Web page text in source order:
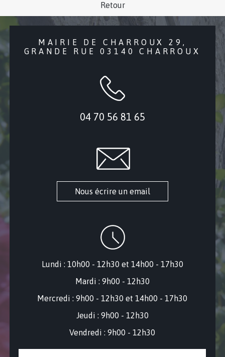
Retour
MAIRIE DE CHARROUX 29,
GRANDE RUE 03140 CHARROUX
04 70 56 81 65
Nous écrire un email
Lundi : 10h00 - 12h30 et 14h00 - 17h30
Mardi : 9h00 - 12h30
Mercredi : 9 h00 - 12h30 et 14h00 - 17h30
Jeudi : 9h00 - 12h30
Vendredi : 9h00 - 12h30